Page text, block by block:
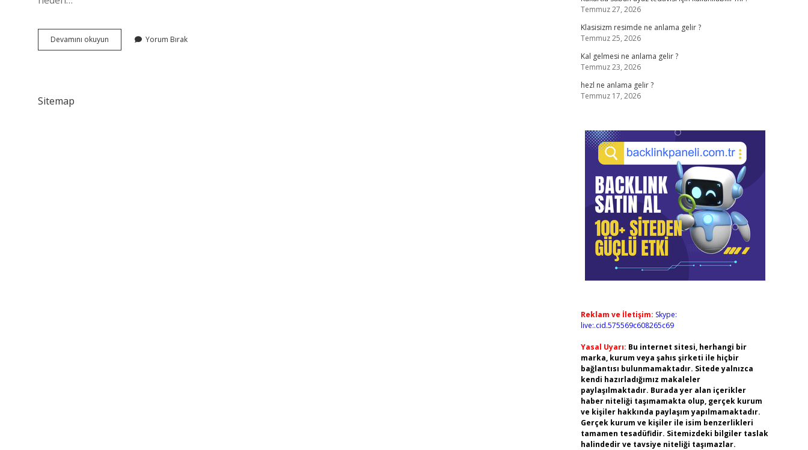
Devamını okuyun Çamaşır
Makinesi
Yorum Bırak
Sitemap
Temmuz 27, 2026
Klasisizm resimde ne anlama gelir ?
Temmuz 25, 2026
Kal gelmesi ne anlama gelir ?
Temmuz 23, 2026
hezl ne anlama gelir ?
Temmuz 17, 2026
Reklam ve İletişim: Skype:
live:.cid.575569c608265c69
Yasal Uyarı: Bu internet sitesi, herhangi bir
marka, kurum veya şahıs şirketi ile hiçbir
bağlantısı bulunmamaktadır. Sitede yalnızca
kendi hazırladığımız makaleler
paylaşılmaktadır. Burada yer alan içerikler
haber niteliği taşımamakta olup, gerçek kurum
ve kişiler hakkında paylaşım yapılmamaktadır.
Gerçek kurum ve kişiler ile isim benzerlikleri
tamamen tesadüfidir. Sitemizdeki bilgiler taslak
halindedir ve tavsiye niteliği taşımazlar.